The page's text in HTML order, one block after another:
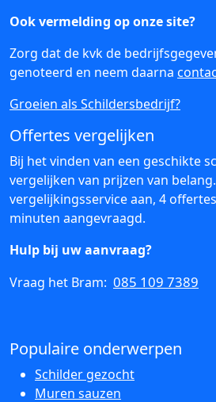
Ook vermelding op onze site?
Zorg dat de kvk de
genoteerd en neem daarna
Groeien als Schildersbedrijf?
Offertes vergelijken
Bij het vinden van een geschikte
vergelijken van prijzen van
vergelijkingsservice aan, 4
minuten aangevraagd.
Hulp bij uw aanvraag?
Vraag het Bram: 085 109 7389
Populaire onderwerpen
Schilder gezocht
Muren sauzen